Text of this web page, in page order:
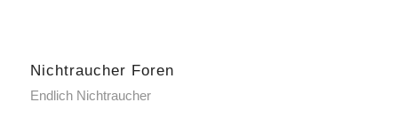
Nichtraucher Foren
Endlich Nichtraucher